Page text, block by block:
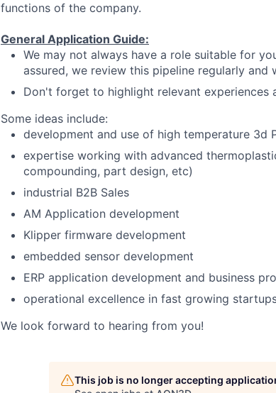
functions of the company.
General Application Guide:
We may not always have a role suitable for
assured, we review this pipeline regularly
Don't forget to highlight relevant experiences
Some ideas include:
development and use of high temperature 3d
expertise working with advanced
compounding, part design, etc)
industrial B2B Sales
AM Application development
Klipper firmware development
embedded sensor development
ERP application development and business
operational excellence in fast growing
We look forward to hearing from you!
This job is no longer accepting